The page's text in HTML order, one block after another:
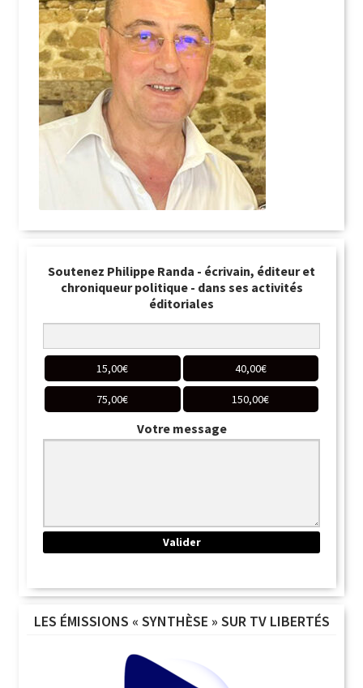
Soutenez Philippe Randa - écrivain, éditeur et
chroniqueur politique - dans ses activités
éditoriales
15,00€ 40,00€
75,00€ 150,00€
Votre message
LES ÉMISSIONS « SYNTHÈSE » SUR TV LIBERTÉS